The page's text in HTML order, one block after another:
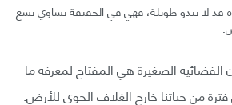
هي مدة قد لا تبدو طويلة، فهي في الحقيقة تساوي تسع
الفضائية الصغيرة هي المفتاح لمعرفة ما
من حياتنا خارج الغلاف الجوي للأرض.